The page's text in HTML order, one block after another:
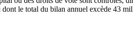
le total du bilan annuel excède 43